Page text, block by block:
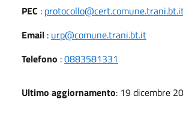
PEC :
Email : urp@comune.trani.bt.it
Telefono :0883581331
Ultimo aggiornamento: 19 dicembre